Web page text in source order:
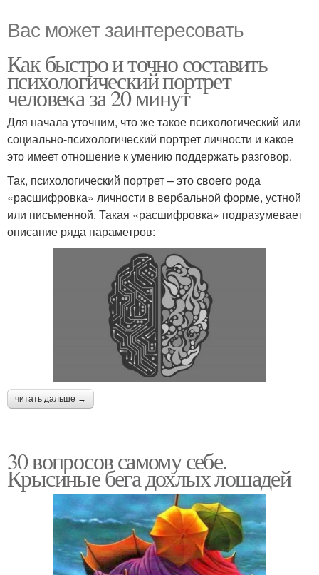
Вас может заинтересовать
Как быстро и точно составить
психологический портрет
человека за 20 минут
Для начала уточним, что же такое психологический или
социально-психологический портрет личности и какое
это имеет отношение к умению поддержать разговор.
Так, психологический портрет – это своего рода
«расшифровка» личности в вербальной форме, устной
или письменной. Такая «расшифровка» подразумевает
описание ряда параметров:
читать дальше →
30 вопросов самому себе.
Крысиные бега дохлых лошадей